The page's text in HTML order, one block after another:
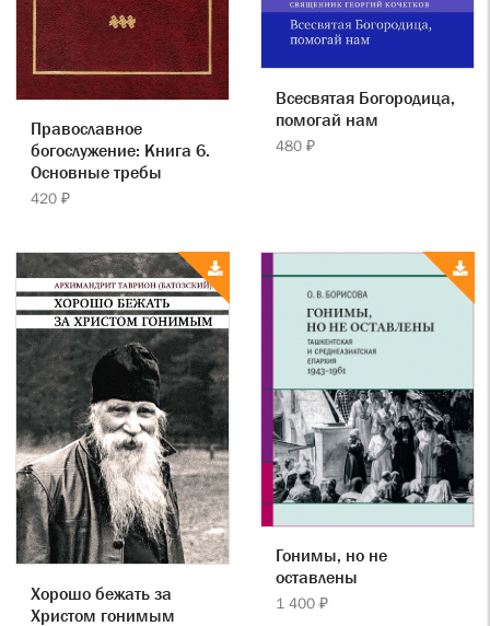
Православное
богослужение: Книга 6.
Основные требы
420 ₽
Всесвятая Богородица,
помогай нам
480 ₽
Хорошо бежать за
Христом гонимым
Гонимы, но не
оставлены
1 400 ₽